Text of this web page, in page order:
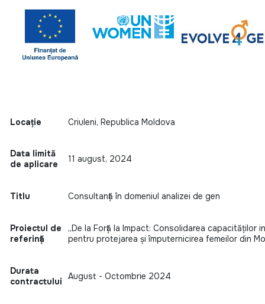
Locație Criuleni, Republica Moldova
Data limită
de aplicare
11 august, 2024
Titlu Consultanță în domeniul analizei de gen
Proiectul de
referință
„De la Forță la Impact: Consolidarea capacităților
pentru protejarea și împuternicirea femeilor din
Durata
contractului
August - Octombrie 2024